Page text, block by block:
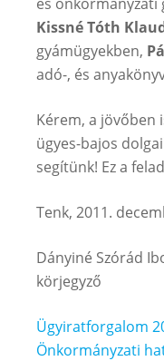
Kissné Tóth
gyámügyekben,
adó-, és
Kérem, a jövőben
ügyes-bajos
segítünk! Ez a
Tenk, 2011.
Dányiné Szórád
körjegyző
Ügyiratforgalom
Önkormányzati